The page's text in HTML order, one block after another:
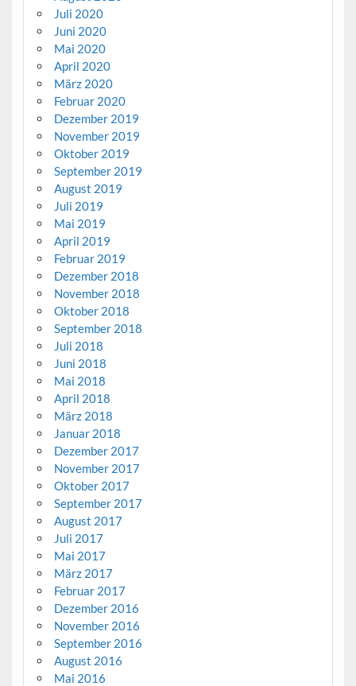
Juli 2020
Juni 2020
Mai 2020
April 2020
März 2020
Februar 2020
Dezember 2019
November 2019
Oktober 2019
September 2019
August 2019
Juli 2019
Mai 2019
April 2019
Februar 2019
Dezember 2018
November 2018
Oktober 2018
September 2018
Juli 2018
Juni 2018
Mai 2018
April 2018
März 2018
Januar 2018
Dezember 2017
November 2017
Oktober 2017
September 2017
August 2017
Juli 2017
Mai 2017
März 2017
Februar 2017
Dezember 2016
November 2016
September 2016
August 2016
Mai 2016